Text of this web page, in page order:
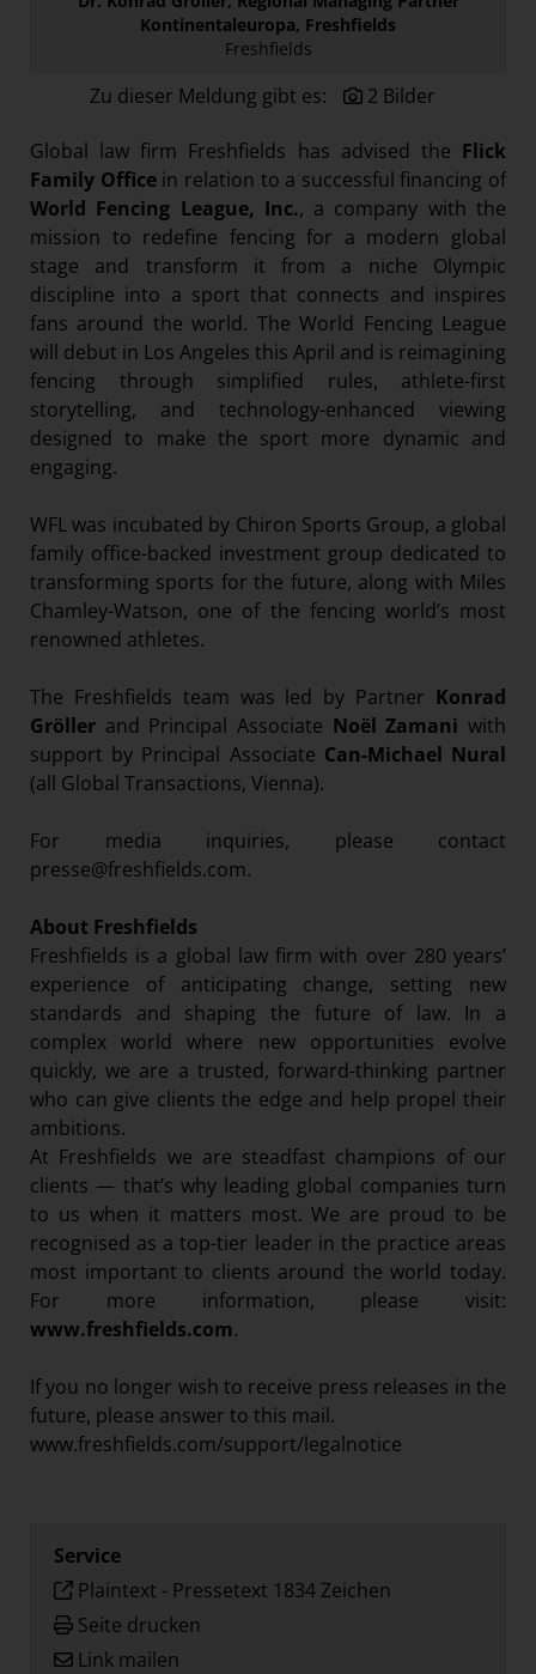
Österreichische Post AG
section.d
Swiss Life Select
The Companion
The Hoxton
Unibail-Rodamco-Westfield
Vöslauer
NMK
MEDIA
KONTAKT
Kontinentaleuropa, Freshfields
Freshfields
Zu dieser Meldung gibt es: 2 Bilder
Global law firm Freshfields has advised the Flick
Family Officein relation to a successful financing of
World Fencing League, Inc., a company with the
mission to redefine fencing for a modern global
stage and transform it from a niche Olympic
discipline into a sport that connects and inspires
fans around the world. The World Fencing League
will debut in Los Angeles this April and is reimagining
fencing through simplified rules, athlete-first
storytelling, and technology-enhanced viewing
designed to make the sport more dynamic and
engaging.
WFL was incubated by Chiron Sports Group, a global
family office-backed investment group dedicated to
transforming sports for the future, along with Miles
Chamley-Watson, one of the fencing world’s most
renowned athletes.
The Freshfields team was led by Partner Konrad
Gröller and Principal Associate Noël Zamani with
support by Principal Associate Can-Michael Nural
(all Global Transactions, Vienna).
For media inquiries, please contact
presse@freshfields.com.
About Freshfields
Freshfields is a global law firm with over 280 years’
experience of anticipating change, setting new
standards and shaping the future of law. In a
complex world where new opportunities evolve
quickly, we are a trusted, forward-thinking partner
who can give clients the edge and help propel their
ambitions.
At Freshfields we are steadfast champions of our
clients — that’s why leading global companies turn
to us when it matters most. We are proud to be
recognised as a top-tier leader in the practice areas
most important to clients around the world today.
For more information, please visit:
www.freshfields.com.
If you no longer wish to receive press releases in the
future, please answer to this mail.
www.freshfields.com/support/legalnotice
Service
Plaintext - Pressetext 1834 Zeichen
Seite drucken
Link mailen